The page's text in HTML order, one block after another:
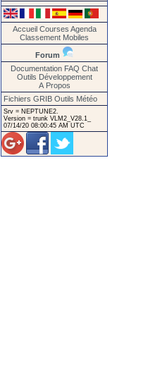
Accueil Courses Agenda
Classement Mobiles
Forum
Documentation FAQ Chat
Outils Développement
A Propos
Fichiers GRIB Outils Météo
Srv = NEPTUNE2.
Version = trunk VLM2_V28.1_
07/14/20 08:00:45 AM UTC